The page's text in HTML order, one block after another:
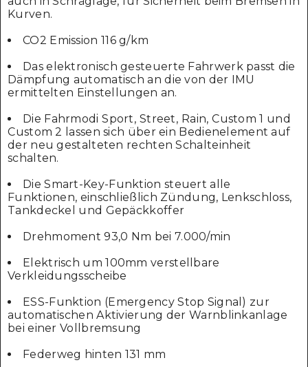
Kurven.
CO2 Emission 116 g/km
Das elektronisch gesteuerte Fahrwerk passt die
Dämpfung automatisch an die von der IMU
ermittelten Einstellungen an.
Die Fahrmodi Sport, Street, Rain, Custom 1 und
Custom 2 lassen sich über ein Bedienelement auf
der neu gestalteten rechten Schalteinheit
schalten.
Die Smart-Key-Funktion steuert alle
Funktionen, einschließlich Zündung, Lenkschloss,
Tankdeckel und Gepäckkoffer
Drehmoment 93,0 Nm bei 7.000/min
Elektrisch um 100mm verstellbare
Verkleidungsscheibe
ESS-Funktion (Emergency Stop Signal) zur
automatischen Aktivierung der Warnblinkanlage
bei einer Vollbremsung
Federweg hinten 131 mm